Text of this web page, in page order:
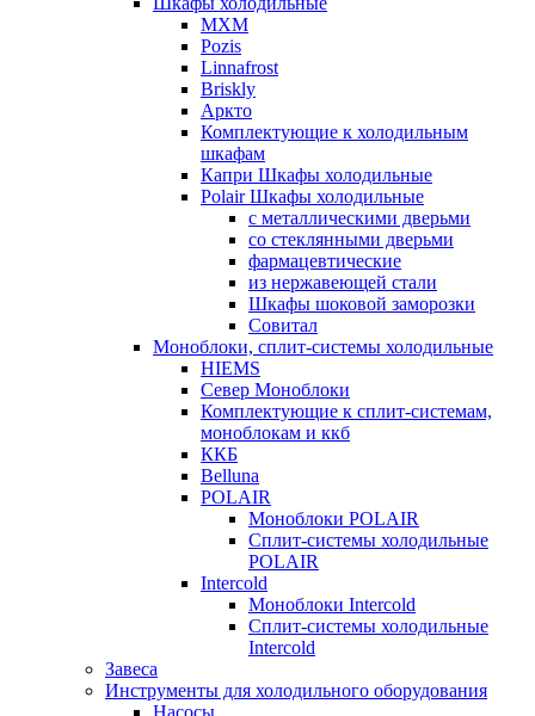
МХМ
Pozis
Linnafrost
Briskly
Аркто
Комплектующие к холодильным
шкафам
Капри Шкафы холодильные
Polair Шкафы холодильные
с металлическими дверьми
со стеклянными дверьми
фармацевтические
из нержавеющей стали
Шкафы шоковой заморозки
Совитал
Моноблоки, сплит-системы холодильные
HIEMS
Север Моноблоки
Комплектующие к сплит-системам,
моноблокам и ккб
ККБ
Belluna
POLAIR
Моноблоки POLAIR
Сплит-системы холодильные
POLAIR
Intercold
Моноблоки Intercold
Сплит-системы холодильные
Intercold
Завеса
Инструменты для холодильного оборудования